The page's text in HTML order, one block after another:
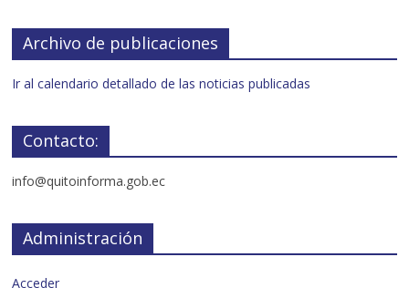
Archivo de publicaciones
Ir al calendario detallado de las noticias publicadas
Contacto:
info@quitoinforma.gob.ec
Administración
Acceder